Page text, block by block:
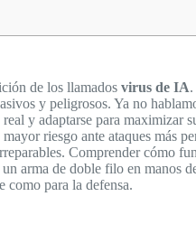
de los llamados virus de IA
y peligrosos. Ya no
y adaptarse para maximizar
riesgo ante ataques más
Comprender cómo
arma de doble filo en manos
como para la defensa.